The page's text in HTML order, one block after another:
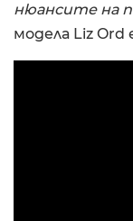
нюансите на
модела Liz Ord